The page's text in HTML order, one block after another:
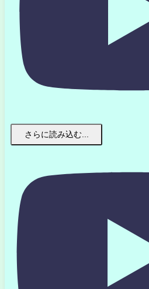
さらに読み込む...